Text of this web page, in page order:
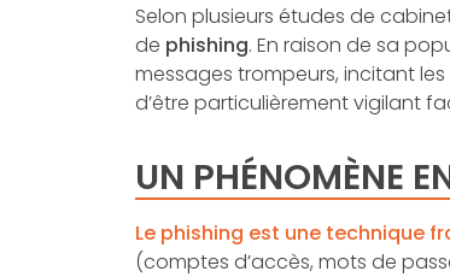
Selon plusieurs études de
de phishing. En raison de sa
messages trompeurs, incitant
d’être particulièrement vigilant
UN PHÉNOMÈNE
Le phishing est une technique
(comptes d’accès, mots de